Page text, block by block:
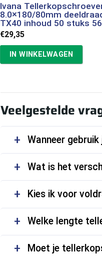
Ivana
8.0×180/80mm
TX40 inhoud 50 stuks
€29,35
IN WINKELWAGEN
Veelgestelde
Wanneer
Wat is het
Kies ik voor
Welke lengte
Moet je